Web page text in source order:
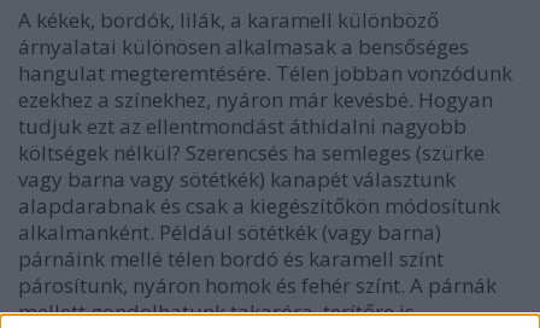
A kékek, bordók, lilák, a karamell különböző
árnyalatai különösen alkalmasak a bensőséges
hangulat megteremtésére. Télen jobban vonzódunk
ezekhez a színekhez, nyáron már kevésbé. Hogyan
tudjuk ezt az ellentmondást áthidalni nagyobb
költségek nélkül? Szerencsés ha semleges (szürke
vagy barna vagy sötétkék) kanapét választunk
alapdarabnak és csak a kiegészítőkön módosítunk
alkalmanként. Például sötétkék (vagy barna)
párnáink mellé télen bordó és karamell színt
párosítunk, nyáron homok és fehér színt. A párnák
mellett gondolhatunk takaróra, terítőre is.